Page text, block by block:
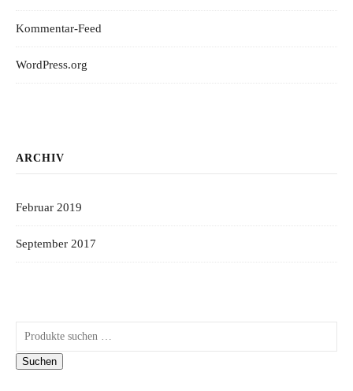
Kommentar-Feed
WordPress.org
ARCHIV
Februar 2019
September 2017
Suchen nach:
Suchen